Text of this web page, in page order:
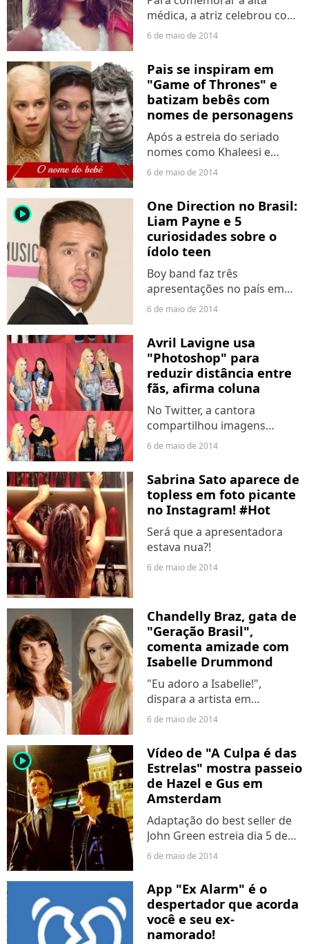
médica, a atriz celebrou com
os amigos e ainda bebeu uns
6 de maio de 2014
Pais se inspiram em
"Game of Thrones" e
batizam bebês com
nomes de personagens
Após a estreia do seriado
nomes como Khaleesi e
Tyrion começaram a
6 de maio de 2014
player2
One Direction no Brasil:
Liam Payne e 5
curiosidades sobre o
ídolo teen
Boy band faz três
apresentações no país em
maio.
6 de maio de 2014
Avril Lavigne usa
"Photoshop" para
reduzir distância entre
fãs, afirma coluna
No Twitter, a cantora
compartilhou imagens
duvidosas.
6 de maio de 2014
Sabrina Sato aparece de
topless em foto picante
no Instagram! #Hot
Será que a apresentadora
estava nua?!
6 de maio de 2014
Chandelly Braz, gata de
"Geração Brasil",
comenta amizade com
Isabelle Drummond
"Eu adoro a Isabelle!",
dispara a artista em
entrevista à nossa equipe.
6 de maio de 2014
player2
Vídeo de "A Culpa é das
Estrelas" mostra passeio
de Hazel e Gus em
Amsterdam
Adaptação do best seller de
John Green estreia dia 5 de
junho no Brasil.
6 de maio de 2014
App "Ex Alarm" é o
despertador que acorda
você e seu ex-
namorado!